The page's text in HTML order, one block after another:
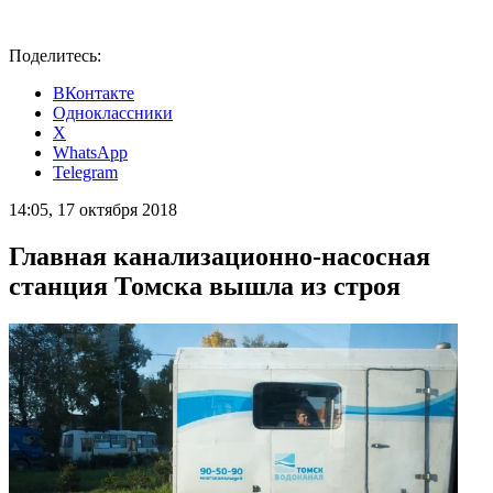
Поделитесь:
ВКонтакте
Одноклассники
X
WhatsApp
Telegram
14:05, 17 октября 2018
Главная канализационно-насосная
станция Томска вышла из строя